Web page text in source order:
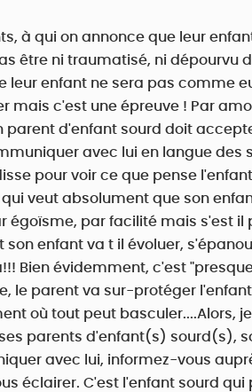
à qui on annonce que leur
être ni traumatisé, ni dépourvu
leur enfant ne sera pas comme
mais c'est une épreuve ! Par
parent d'enfant sourd doit
avec lui en langue des
pour voir ce que pense
veut absolument que son
égoïsme, par facilité mais s'est il
enfant va t il évoluer,
Bien évidemment, c'est
le parent va sur-protéger
où tout peut basculer....Alors,
parents d'enfant(s) sourd(s),
avec lui, informez-vous
éclairer. C'est l'enfant sourd